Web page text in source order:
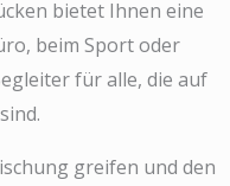
bietet Ihnen eine
beim Sport oder
für alle, die auf
greifen und den